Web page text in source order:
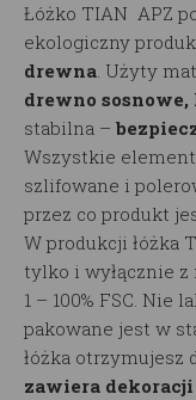
Łóżko TIAN APZ
ekologiczny
drewna. Użyty
drewno sosnowe,
stabilna –
Wszystkie
szlifowane i
przez co produkt
W produkcji łóżka
tylko i wyłącznie z
1 – 100% FSC. Nie
pakowane jest w
łóżka otrzymujesz
zawiera dekoracji